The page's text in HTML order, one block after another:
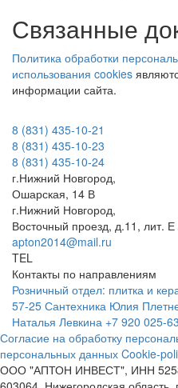
Связанные
Политика обработки
использования cookies
информации сайта.
8 (831) 435-10-21
8 (831) 435-10-23
8 (831) 435-10-24
г.Нижний Новгород,
Ошарская, 14 В
г.Нижний Новгород,
Восточный проезд, д.11, лит. Е
apton2014@mail.ru
TEL
Контакты по направлениям
Розничный отдел: плитка и
57-25 Сантехника Юлия
Наталья Левкина +7 920 025-
Согласие на обработку
персональных данных Cookie-
ООО "АПТОН ИНВЕСТ", ИНН